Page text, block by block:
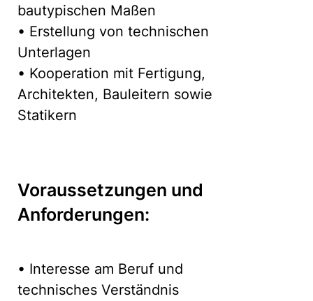
bautypischen Maßen
• Erstellung von technischen
Unterlagen
• Kooperation mit Fertigung,
Architekten, Bauleitern sowie
Statikern
Voraussetzungen und
Anforderungen:
• Interesse am Beruf und
technisches Verständnis